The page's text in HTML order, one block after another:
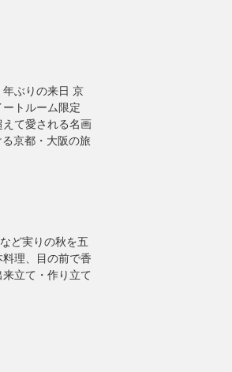
年ぶりの来日 京
トルーム限定
て愛される名画
京都・大阪の旅
ど実りの秋を五
理、目の前で香
立て・作り立て